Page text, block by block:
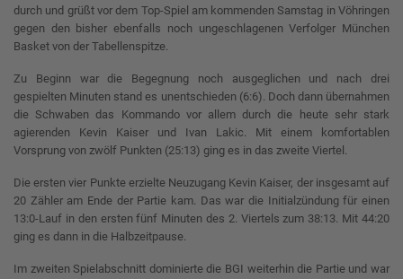
durch und grüßt vor dem Top-Spiel am kommenden Samstag in Vöhringen
gegen den bisher ebenfalls noch ungeschlagenen Verfolger München
Basket von der Tabellenspitze.
Zu Beginn war die Begegnung noch ausgeglichen und nach drei
gespielten Minuten stand es unentschieden (6:6). Doch dann übernahmen
die Schwaben das Kommando vor allem durch die heute sehr stark
agierenden Kevin Kaiser und Ivan Lakic. Mit einem komfortablen
Vorsprung von zwölf Punkten (25:13) ging es in das zweite Viertel.
Die ersten vier Punkte erzielte Neuzugang Kevin Kaiser, der insgesamt auf
20 Zähler am Ende der Partie kam. Das war die Initialzündung für einen
13:0-Lauf in den ersten fünf Minuten des 2. Viertels zum 38:13. Mit 44:20
ging es dann in die Halbzeitpause.
Im zweiten Spielabschnitt dominierte die BGI weiterhin die Partie und war